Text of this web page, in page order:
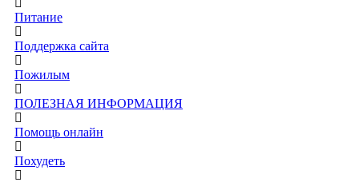
Питание
Поддержка сайта
Пожилым
ПОЛЕЗНАЯ ИНФОРМАЦИЯ
Помощь онлайн
Похудеть